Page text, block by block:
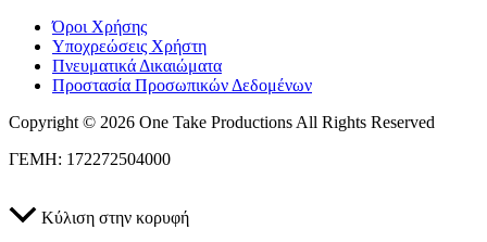
Όροι Χρήσης
Υποχρεώσεις Χρήστη
Πνευματικά Δικαιώματα
Προστασία Προσωπικών Δεδομένων
Copyright © 2026 One Take Productions All Rights Reserved
ΓΕΜΗ: 172272504000
Κύλιση στην κορυφή